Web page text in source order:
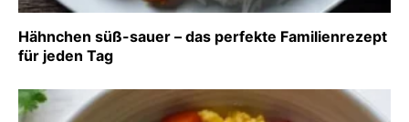
Hähnchen süß-sauer – das perfekte Familienrezept
für jeden Tag